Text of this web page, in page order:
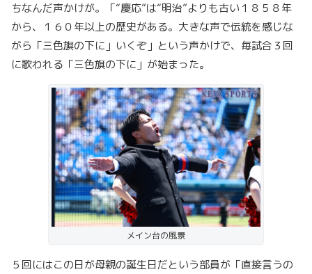
ちなんだ声かけが。「“慶応”は“明治”よりも古い１８５８年
から、１６０年以上の歴史がある。大きな声で伝統を感じな
がら「三色旗の下に」いくぞ」という声かけで、毎試合３回
に歌われる「三色旗の下に」が始まった。
メイン台の風景
５回にはこの日が母親の誕生日だという部員が「直接言うの